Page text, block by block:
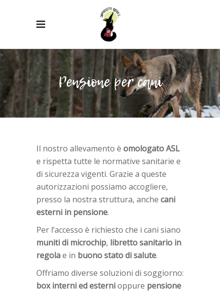
Pensione per cani
Il nostro allevamento è omologato ASL
e rispetta tutte le normative sanitarie e
di sicurezza vigenti. Grazie a queste
autorizzazioni possiamo accogliere,
presso la nostra struttura, anche cani
esterni in pensione.
Per l’accesso è richiesto che i cani siano
muniti di microchip, libretto sanitario in
regolae in buono stato di salute.
Offriamo diverse soluzioni di soggiorno:
box interni ed esternioppure pensione